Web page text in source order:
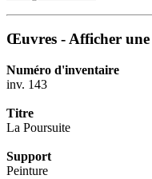
Œuvres - Afficher
Numéro d'inventaire
inv. 143
Titre
La Poursuite
Support
Peinture